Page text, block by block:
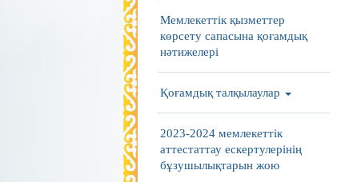
Мемлекеттік қызметтер
көрсету сапасына қоғамдық
нәтижелері
Қоғамдық талқылаулар
2023-2024 мемлекеттік
аттестаттау ескертулерінің
бұзушылықтарын жою